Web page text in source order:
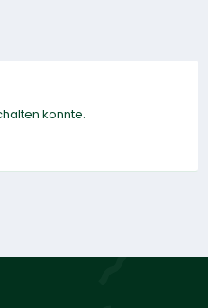
konnte.